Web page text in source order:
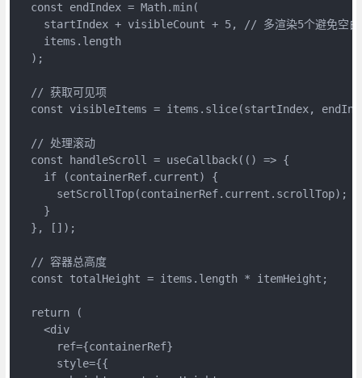
  const endIndex = Math.min(
    startIndex + visibleCount + 5, // 多渲染5个避免空白
    items.length
  );
  // 获取可见项
const visibleItems = items.slice(startIndex,
  // 处理滚动
  const handleScroll = useCallback(() => {
    if (containerRef.current) {
      setScrollTop(containerRef.current.scrollTop);
    }
  }, []);
  // 容器总高度
  const totalHeight = items.length * itemHeight;
  return (
    <div
      ref={containerRef}
      style={{